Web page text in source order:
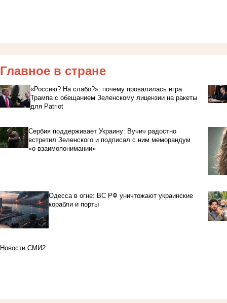
Главное в стране
«Россию? На слабо?»: почему провалилась игра
Трампа с обещанием Зеленскому лицензии на ракеты
для Patriot
Сербия поддерживает Украину: Вучич радостно
встретил Зеленского и подписал с ним меморандум
«о взаимопонимании»
Одесса в огне: ВС РФ уничтожают украинские
корабли и порты
Новости СМИ2